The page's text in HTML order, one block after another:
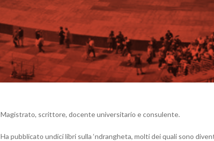
Magistrato, scrittore, docente universitario e consulente.
Ha pubblicato undici libri sulla ‘ndrangheta, molti dei quali sono